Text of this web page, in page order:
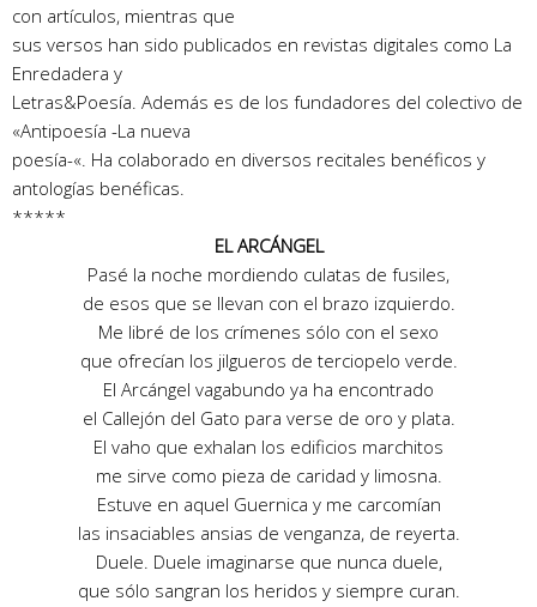
con artículos, mientras que
sus versos han sido publicados en revistas digitales como La
Enredadera y
Letras&Poesía. Además es de los fundadores del colectivo de
«Antipoesía -La nueva
poesía-«. Ha colaborado en diversos recitales benéficos y
antologías benéficas.
*****
EL ARCÁNGEL
Pasé la noche mordiendo culatas de fusiles,
de esos que se llevan con el brazo izquierdo.
Me libré de los crímenes sólo con el sexo
que ofrecían los jilgueros de terciopelo verde.
El Arcángel vagabundo ya ha encontrado
el Callejón del Gato para verse de oro y plata.
El vaho que exhalan los edificios marchitos
me sirve como pieza de caridad y limosna.
Estuve en aquel Guernica y me carcomían
las insaciables ansias de venganza, de reyerta.
Duele. Duele imaginarse que nunca duele,
que sólo sangran los heridos y siempre curan.